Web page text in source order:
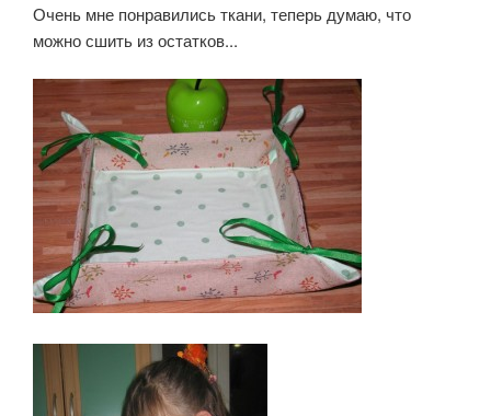
Очень мне понравились ткани, теперь думаю, что
можно сшить из остатков...